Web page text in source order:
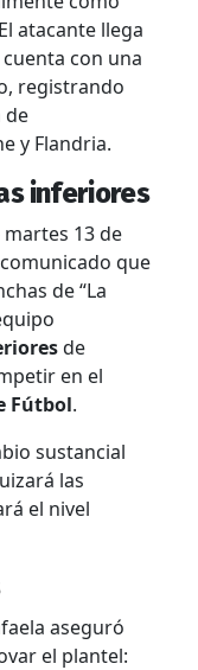
El atacante llega
con una
registrando
de
y Flandria.
inferiores
13 de
que
de “La
de
en el
Fútbol.
sustancial
las
el nivel
aseguró
el plantel: